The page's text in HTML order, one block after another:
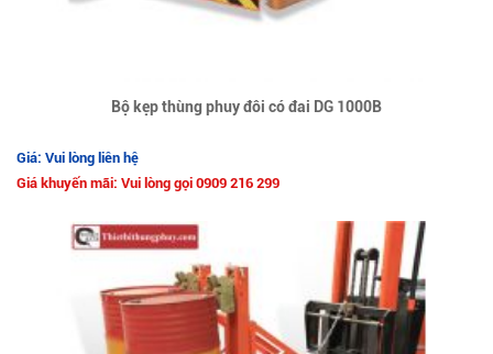
Bộ kẹp thùng phuy đôi có đai DG 1000B
Giá: Vui lòng liên hệ
Giá khuyến mãi: Vui lòng gọi 0909 216 299